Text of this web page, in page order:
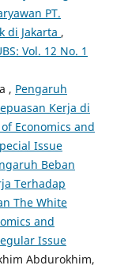
PT.
di Jakarta ,
Vol. 12 No. 1
, Pengaruh
Kerja di
Economics and
Issue
Beban
Terhadap
The White
and
Issue
Abdurokhim,